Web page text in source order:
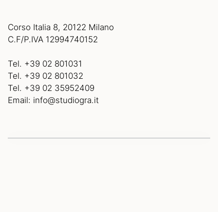
Corso Italia 8, 20122 Milano
C.F/P.IVA 12994740152
Tel. +39 02 801031
Tel. +39 02 801032
Tel. +39 02 35952409
Email: info@studiogra.it